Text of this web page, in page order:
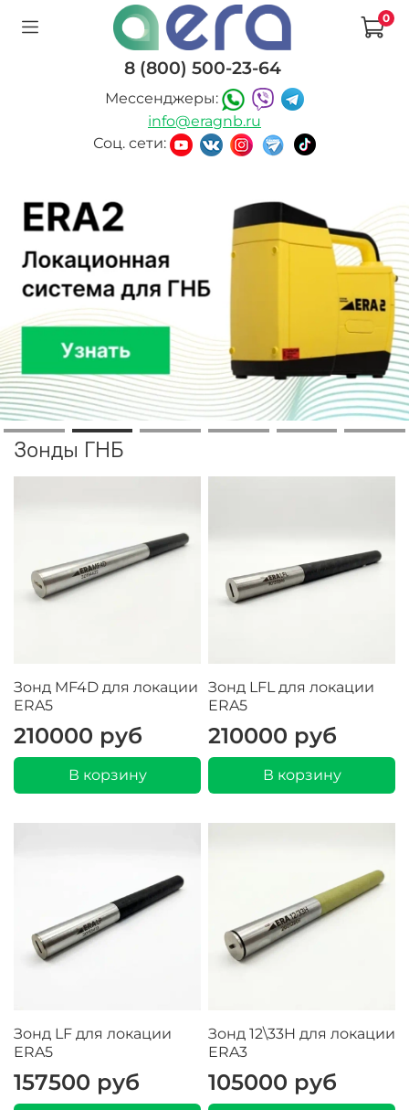
0
8 (800) 500-23-64
Мессенджеры:
info@eragnb.ru
Соц. сети:
Зонды ГНБ
Зонд MF4D для локации
ERA5
210000 руб
В корзину
Зонд LFL для локации
ERA5
210000 руб
В корзину
Зонд LF для локации
ERA5
157500 руб
Зонд 12\33H для локации
ERA3
105000 руб